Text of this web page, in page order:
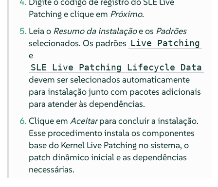
Patching e clique em Próximo.
Leia o Resumo da instalaçãoe os Padrões
selecionados. Os padrões Live Patching
e
SLE Live Patching Lifecycle Data
devem ser selecionados automaticamente
para instalação junto com pacotes adicionais
para atender às dependências.
Clique emAceitarpara concluir a instalação.
Esse procedimento instala os componentes
base do Kernel Live Patching no sistema, o
patch dinâmico inicial e as dependências
necessárias.